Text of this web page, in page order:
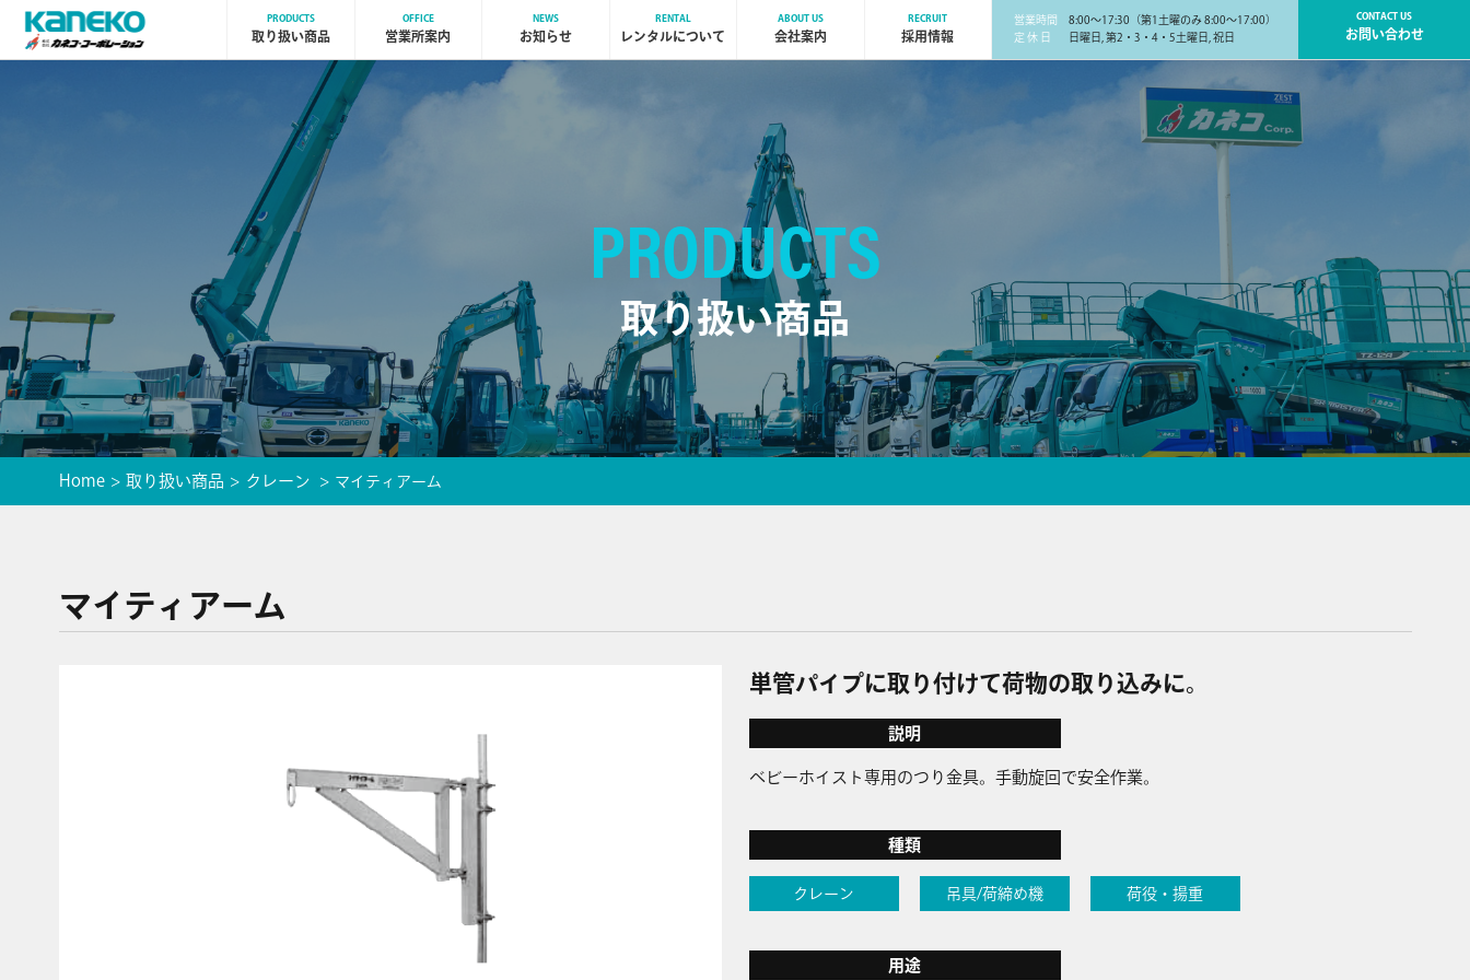
PRODUCTS
取り扱い商品
OFFICE
営業所案内
NEWS
お知らせ
RENTAL
レンタルについて
ABOUT US
会社案内
RECRUIT
採用情報
営業時間
8:00～17:30（第1土曜のみ 8:00～17:00）
定 休 日
日曜日, 第2・3・4・5土曜日, 祝日
CONTACT US
お問い合わせ
PRODUCTS
取り扱い商品
Home 取り扱い商品 クレーン マイティアーム
マイティアーム
単管パイプに取り付けて荷物の取り込みに。
説明
ベビーホイスト専用のつり金具。手動旋回で安全作業。
種類
クレーン 吊具/荷締め機 荷役・揚重
用途